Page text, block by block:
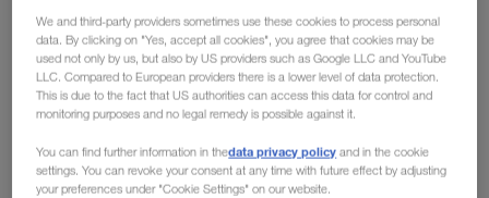
We and third-party providers sometimes use these cookies to process personal
data. By clicking on "Yes, accept all cookies", you agree that cookies may be
used not only by us, but also by US providers such as Google LLC and YouTube
LLC. Compared to European providers there is a lower level of data protection.
This is due to the fact that US authorities can access this data for control and
monitoring purposes and no legal remedy is possible against it.
You can find further information in thedata privacy policy and in the cookie
settings. You can revoke your consent at any time with future effect by adjusting
your preferences under "Cookie Settings" on our website.